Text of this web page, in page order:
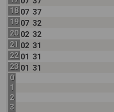
18 07 37
19 07 32
20 02 32
21 02 31
22 01 31
23 01 31
0
1
2
3